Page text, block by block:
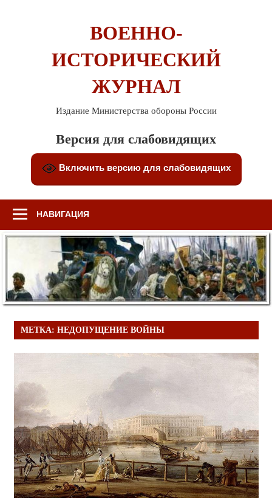
ВОЕННО-
ИСТОРИЧЕСКИЙ
ЖУРНАЛ
Издание Министерства обороны России
Версия для слабовидящих
Включить версию для слабовидящих
НАВИГАЦИЯ
МЕТКА: НЕДОПУЩЕНИЕ ВОЙНЫ